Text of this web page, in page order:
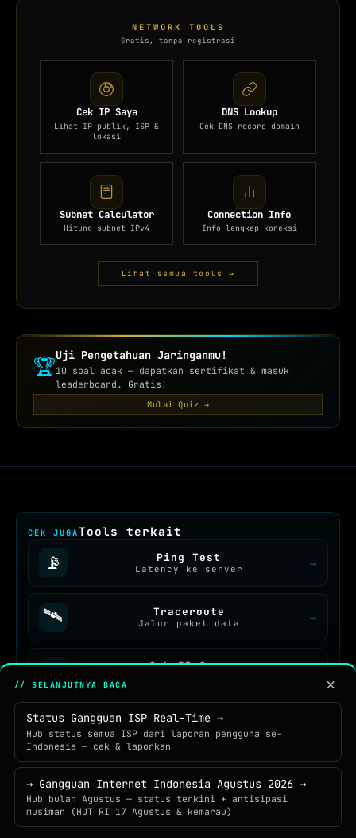
NETWORK TOOLS
Gratis, tanpa registrasi
Cek IP Saya
Lihat IP publik, ISP &
lokasi
DNS Lookup
Cek DNS record domain
Subnet Calculator
Hitung subnet IPv4
Connection Info
Info lengkap koneksi
Lihat semua tools →
🏆Uji Pengetahuan Jaringanmu!
10 soal acak — dapatkan sertifikat & masuk
leaderboard. Gratis!
Mulai Quiz →
CEK JUGATools terkait
📡 Ping Test
Latency ke server →
🛰️ Traceroute
Jalur paket data →
🌐 Cek IP Saya
📬 Tetap Update — Pilih Channel
Outage alert, tools baru, artikel networking —
// SELANJUTNYA BACA ×
Status Gangguan ISP Real-Time →
Hub status semua ISP dari laporan pengguna se-
Indonesia — cek & laporkan
→ Gangguan Internet Indonesia Agustus 2026 →
Hub bulan Agustus — status terkini + antisipasi
musiman (HUT RI 17 Agustus & kemarau)